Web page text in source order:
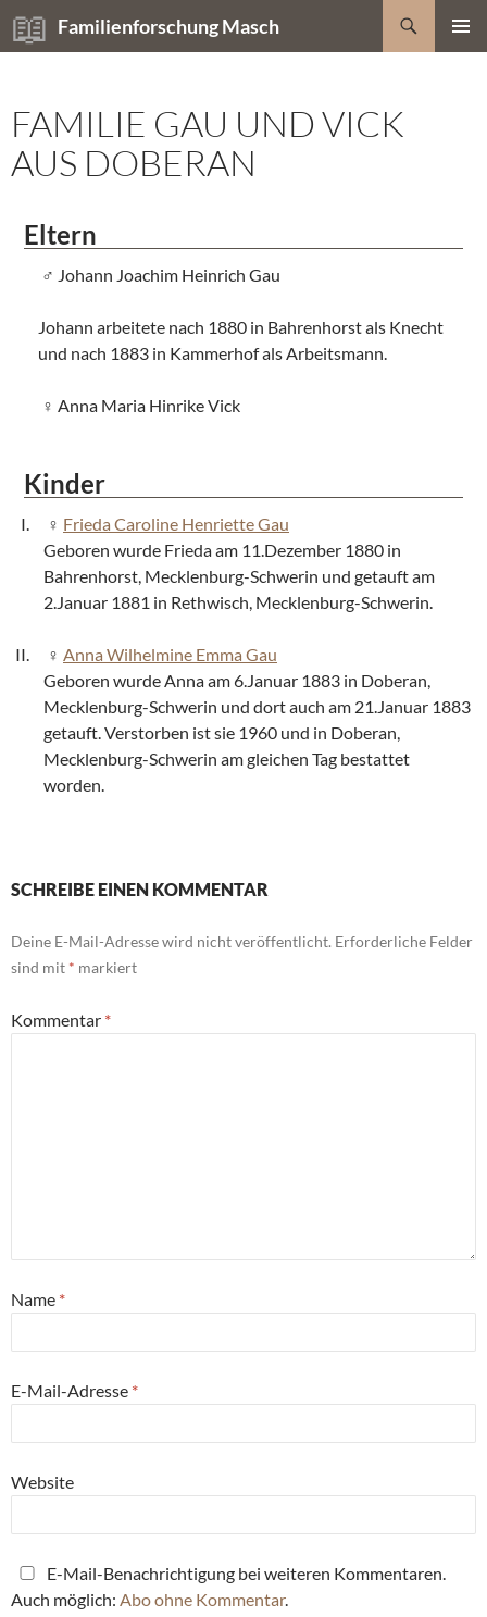
Zum
Inhalt
Familienforschung Masch
Suchen
FAMILIE GAU UND VICK
AUS DOBERAN
Eltern
Johann Joachim Heinrich Gau
Johann arbeitete nach 1880 in Bahrenhorst als Knecht
und nach 1883 in Kammerhof als Arbeitsmann.
Anna Maria Hinrike Vick
Kinder
Frieda Caroline Henriette Gau
Geboren wurde Frieda am 11.Dezember 1880 in
Bahrenhorst, Mecklenburg-Schwerin und getauft am
2.Januar 1881 in Rethwisch, Mecklenburg-Schwerin.
Anna Wilhelmine Emma Gau
Geboren wurde Anna am 6.Januar 1883 in Doberan,
Mecklenburg-Schwerin und dort auch am 21.Januar 1883
getauft. Verstorben ist sie 1960 und in Doberan,
Mecklenburg-Schwerin am gleichen Tag bestattet
worden.
SCHREIBE EINEN KOMMENTAR
Deine E-Mail-Adresse wird nicht veröffentlicht. Erforderliche Felder
sind mit * markiert
Kommentar *
Name *
E-Mail-Adresse *
Website
E-Mail-Benachrichtigung bei weiteren Kommentaren.
Auch möglich: Abo ohne Kommentar.